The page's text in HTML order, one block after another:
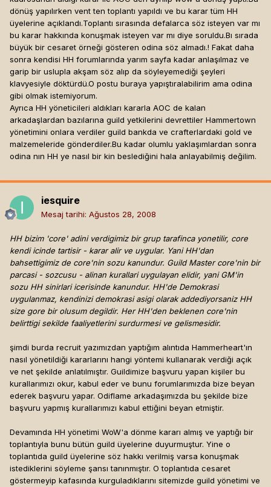
dönüş yapılırken vent ten toplantı yapıldı ve bu karar tüm HH
üyelerine açıklandı.Toplantı sırasında defalarca söz isteyen var mı
bu karar hakkında konuşmak isteyen var mı diye soruldu.Bı sırada
büyük bir cesaret örneği gösteren odina söz almadı.! Fakat daha
sonra kendisi HH forumlarında yarım sayfa kadar anlaşılmaz ve
garip bir uslupla akşam söz alıp da söyleyemediği şeyleri
klavyesiyle döktürdü.O postu buraya yapıştıralabilirim ama odina
gibi olmak istemiyorum.
Ayrıca HH yöneticileri aldıkları kararla AOC de kalan
arkadaşlardan bazılarına guild yetkilerini devrettiler Hammertown
yönetimini onlara verdiler guild bankda ve crafterlardaki gold ve
malzemeleride gönderdiler.Bu kadar olumlu yaklaşımlardan sonra
odina nın HH ye nasıl bir kin beslediğini hala anlayabilmiş değilim.
iesquire
Mesaj tarihi: Ağustos 28, 2008
HH bizim 'core' adini verdigimiz bir grup tarafinca yonetilir, core
kendi icinde tartisir - karar alir ve uygular. Yani HH'dan
bahsettigimiz de core'nin sozu kanundur. Guild Master core'nin bir
parcasi - sozcusu - alinan kurallari uygulayan elidir, yani GM'in
sozu HH sinirlari icerisinde kanundur. HH'de Demokrasi
uygulanmaz, kendinizi demokrasi asigi olarak addediyorsaniz HH
size gore bir olusum degildir. Her HH'den beklenen core'nin
belirttigi sekilde faaliyetlerini surdurmesi ve gelismesidir.
şimdi burda recruit yazımızdan yaptığım alıntıda Hammerheart'ın
nasıl yönetildiği kararlarını hangi yöntemi kullanarak verdiği açık
ve net şekilde anlatılmıştır. Guildimize başvuru yapan kişiler bu
kurallarımızı okur, kabul eder ve bunu forumlarımızda bize beyan
ederek başvuru yapar. Odiflame arkadaşımızda bu şekilde bize
başvuru yapmış kurallarımızı kabul ettiğini beyan etmiştir.
Devamında HH yönetimi WoW'a dönme kararı almış ve yaptığı bir
toplantıyla bunu bütün guild üyelerine duyurmuştur. Yine o
toplantıda guild üyelerine söz hakkı verilmiş varsa konuşmak
istediklerini söyleme şansı tanınmıştır. O toplantıda cesaret
göstermeyip kafasında kurguladıklarını sitemizde guild yönetimi ve